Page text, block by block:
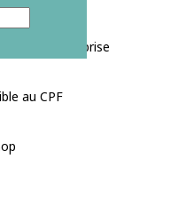
En intra-entreprise
au CPF